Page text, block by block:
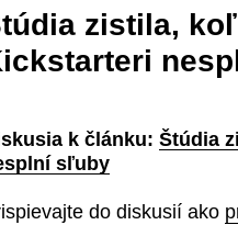
zistila,
k článku: Štúdia
sľuby
do diskusií ako